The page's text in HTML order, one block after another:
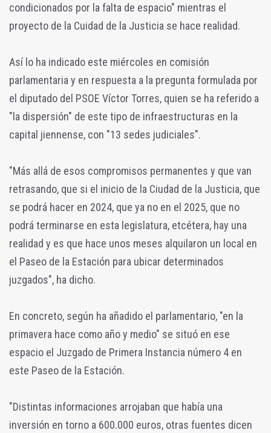
condicionados por la falta de espacio" mientras el
proyecto de la Cuidad de la Justicia se hace realidad.
Así lo ha indicado este miércoles en comisión
parlamentaria y en respuesta a la pregunta formulada por
el diputado del PSOE Víctor Torres, quien se ha referido a
"la dispersión" de este tipo de infraestructuras en la
capital jiennense, con "13 sedes judiciales".
"Más allá de esos compromisos permanentes y que van
retrasando, que si el inicio de la Ciudad de la Justicia, que
se podrá hacer en 2024, que ya no en el 2025, que no
podrá terminarse en esta legislatura, etcétera, hay una
realidad y es que hace unos meses alquilaron un local en
el Paseo de la Estación para ubicar determinados
juzgados", ha dicho.
En concreto, según ha añadido el parlamentario, "en la
primavera hace como año y medio" se situó en ese
espacio el Juzgado de Primera Instancia número 4 en
este Paseo de la Estación.
"Distintas informaciones arrojaban que había una
inversión en torno a 600.000 euros, otras fuentes dicen